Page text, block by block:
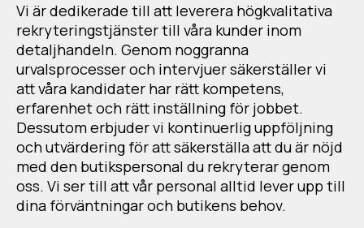
Vi är dedikerade till att leverera högkvalitativa
rekryteringstjänster till våra kunder inom
detaljhandeln. Genom noggranna
urvalsprocesser och intervjuer säkerställer vi
att våra kandidater har rätt kompetens,
erfarenhet och rätt inställning för jobbet.
Dessutom erbjuder vi kontinuerlig uppföljning
och utvärdering för att säkerställa att du är nöjd
med den butikspersonal du rekryterar genom
oss. Vi ser till att vår personal alltid lever upp till
dina förväntningar och butikens behov.